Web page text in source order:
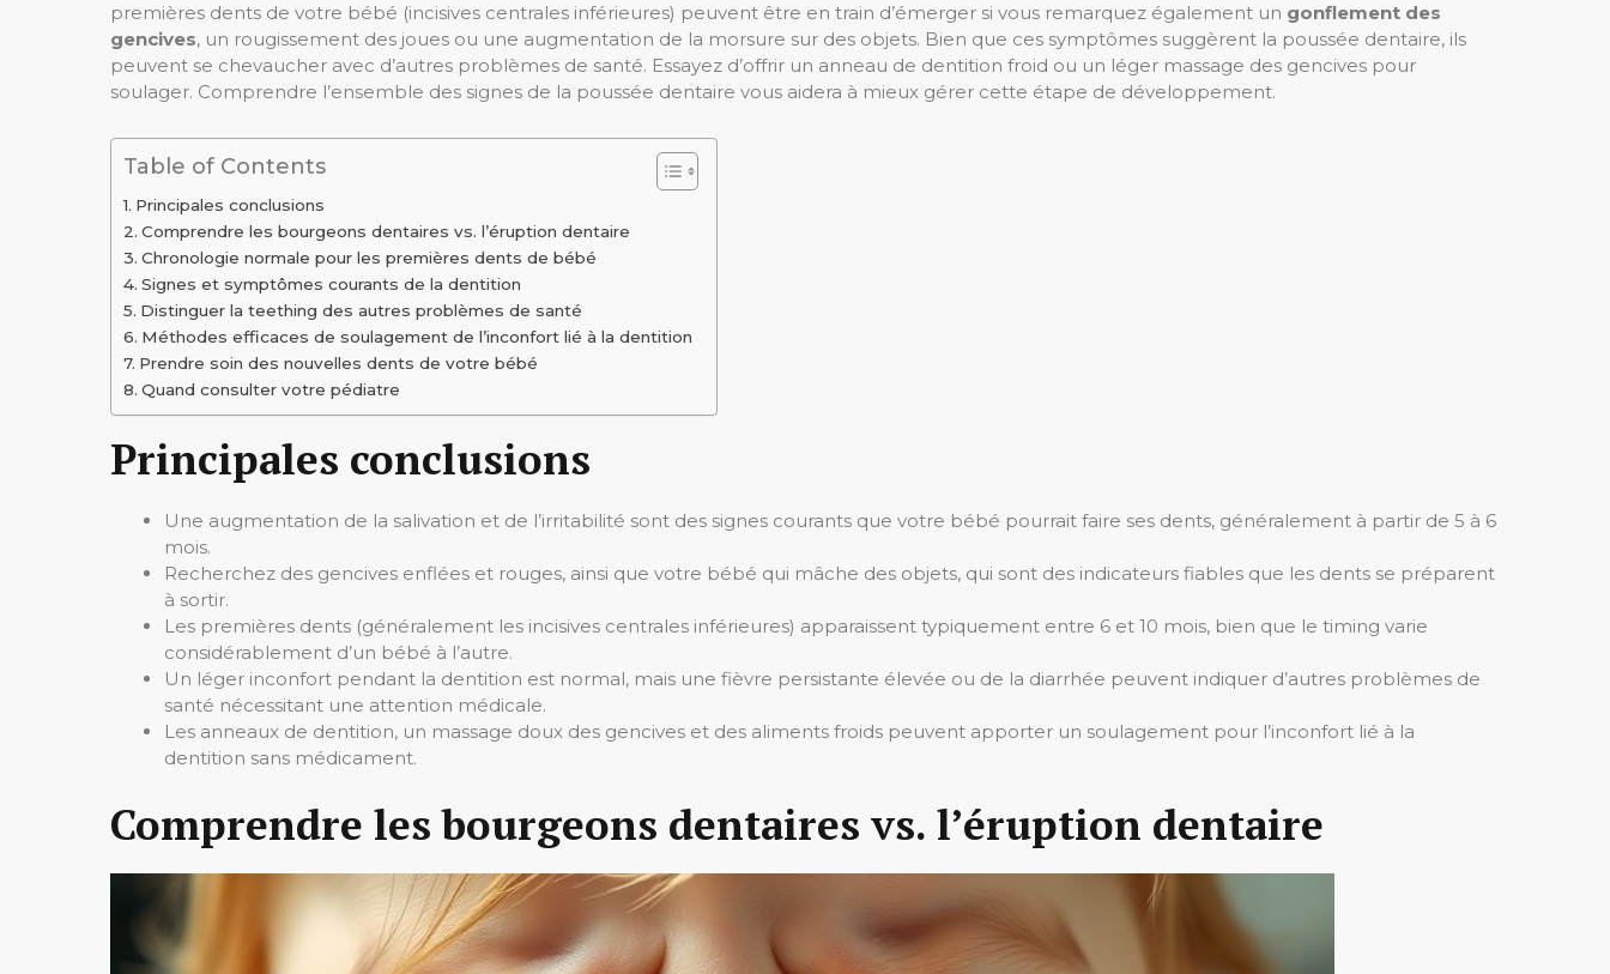
premières dents de votre bébé (incisives centrales inférieures) peuvent être en train d’émerger si vous remarquez également un gonflement des
gencives, un rougissement des joues ou une augmentation de la morsure sur des objets. Bien que ces symptômes suggèrent la poussée dentaire, ils
peuvent se chevaucher avec d’autres problèmes de santé. Essayez d’offrir un anneau de dentition froid ou un léger massage des gencives pour
soulager. Comprendre l’ensemble des signes de la poussée dentaire vous aidera à mieux gérer cette étape de développement.
Table of Contents
Principales conclusions
Comprendre les bourgeons dentaires vs. l’éruption dentaire
Chronologie normale pour les premières dents de bébé
Signes et symptômes courants de la dentition
Distinguer la teething des autres problèmes de santé
Méthodes efficaces de soulagement de l’inconfort lié à la dentition
Prendre soin des nouvelles dents de votre bébé
Quand consulter votre pédiatre
Principales conclusions
Une augmentation de la salivation et de l’irritabilité sont des signes courants que votre bébé pourrait faire ses dents, généralement à partir de 5 à 6
mois.
Recherchez des gencives enflées et rouges, ainsi que votre bébé qui mâche des objets, qui sont des indicateurs fiables que les dents se préparent
à sortir.
Les premières dents (généralement les incisives centrales inférieures) apparaissent typiquement entre 6 et 10 mois, bien que le timing varie
considérablement d’un bébé à l’autre.
Un léger inconfort pendant la dentition est normal, mais une fièvre persistante élevée ou de la diarrhée peuvent indiquer d’autres problèmes de
santé nécessitant une attention médicale.
Les anneaux de dentition, un massage doux des gencives et des aliments froids peuvent apporter un soulagement pour l’inconfort lié à la
dentition sans médicament.
Comprendre les bourgeons dentaires vs. l’éruption dentaire